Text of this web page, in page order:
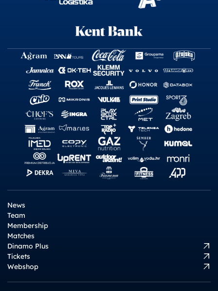
News
Team
Membership
Matches
Dinamo Plus
Tickets
Webshop